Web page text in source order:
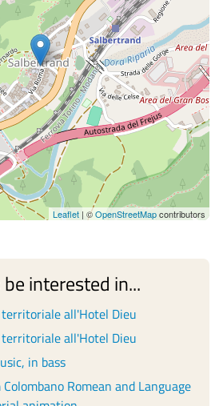
Leaflet| ©OpenStreetMapcontributors
interested in...
all'Hotel Dieu
all'Hotel Dieu
in bass
Romean and Language